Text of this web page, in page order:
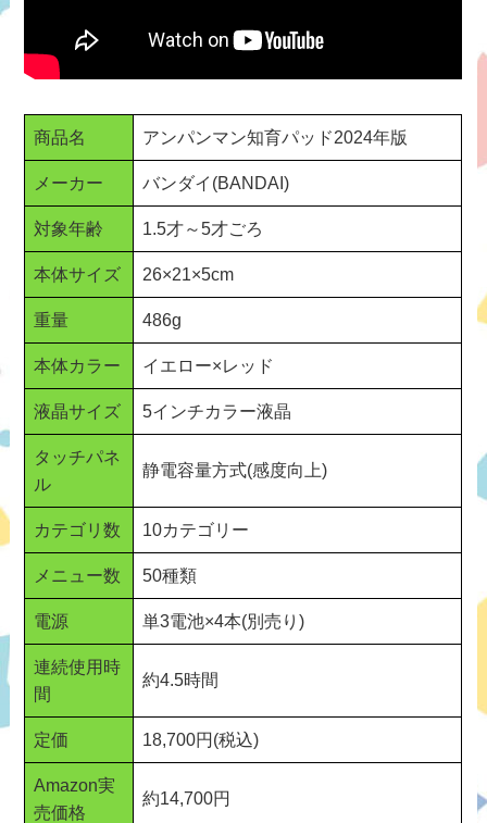
商品名 アンパンマン知育パッド2024年版
メーカー バンダイ(BANDAI)
対象年齢 1.5才～5才ごろ
本体サイズ 26×21×5cm
重量 486g
本体カラー イエロー×レッド
液晶サイズ 5インチカラー液晶
タッチパネ
ル
静電容量方式(感度向上)
カテゴリ数 10カテゴリー
メニュー数 50種類
電源 単3電池×4本(別売り)
連続使用時
間
約4.5時間
定価 18,700円(税込)
Amazon実
売価格
約14,700円